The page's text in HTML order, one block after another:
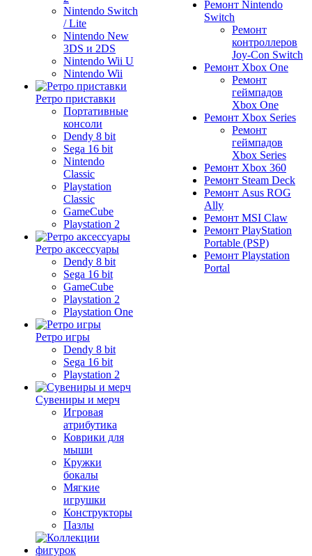
Nintendo Switch
/ Lite
Nintendo New
3DS и 2DS
Nintendo Wii U
Nintendo Wii
Ретро приставки
Портативные
консоли
Dendy 8 bit
Sega 16 bit
Nintendo
Classic
Playstation
Classic
GameCube
Playstation 2
Ретро аксессуары
Dendy 8 bit
Sega 16 bit
GameCube
Playstation 2
Playstation One
Ретро игры
Dendy 8 bit
Sega 16 bit
Playstation 2
Сувениры и мерч
Игровая
атрибутика
Коврики для
мыши
Кружки
бокалы
Мягкие
игрушки
Конструкторы
Пазлы
Ремонт Nintendo
Switch
Ремонт
контроллеров
Joy-Con Switch
Ремонт Xbox One
Ремонт
геймпадов
Xbox One
Ремонт Xbox Series
Ремонт
геймпадов
Xbox Series
Ремонт Xbox 360
Ремонт Steam Deck
Ремонт Asus ROG
Ally
Ремонт MSI Claw
Ремонт PlayStation
Portable (PSP)
Ремонт Playstation
Portal